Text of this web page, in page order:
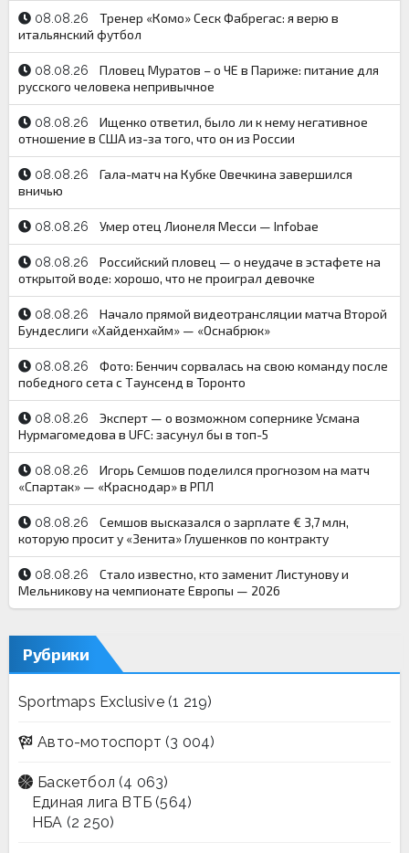
08.08.26
Тренер «Комо» Сеск Фабрегас: я верю в
итальянский футбол
08.08.26
Пловец Муратов – о ЧЕ в Париже: питание для
русского человека непривычное
08.08.26
Ищенко ответил, было ли к нему негативное
отношение в США из-за того, что он из России
08.08.26
Гала-матч на Кубке Овечкина завершился
вничью
08.08.26 Умер отец Лионеля Месси — Infobae
08.08.26
Российский пловец — о неудаче в эстафете на
открытой воде: хорошо, что не проиграл девочке
08.08.26
Начало прямой видеотрансляции матча Второй
Бундеслиги «Хайденхайм» — «Оснабрюк»
08.08.26
Фото: Бенчич сорвалась на свою команду после
победного сета c Таунсенд в Торонто
08.08.26
Эксперт — о возможном сопернике Усмана
Нурмагомедова в UFC: засунул бы в топ-5
08.08.26
Игорь Семшов поделился прогнозом на матч
«Спартак» — «Краснодар» в РПЛ
08.08.26
Семшов высказался о зарплате € 3,7 млн,
которую просит у «Зенита» Глушенков по контракту
08.08.26
Стало известно, кто заменит Листунову и
Мельникову на чемпионате Европы — 2026
Рубрики
Sportmaps Exclusive(1 219)
Авто-мотоспорт (3 004)
Баскетбол (4 063)
Единая лига ВТБ (564)
НБА (2 250)